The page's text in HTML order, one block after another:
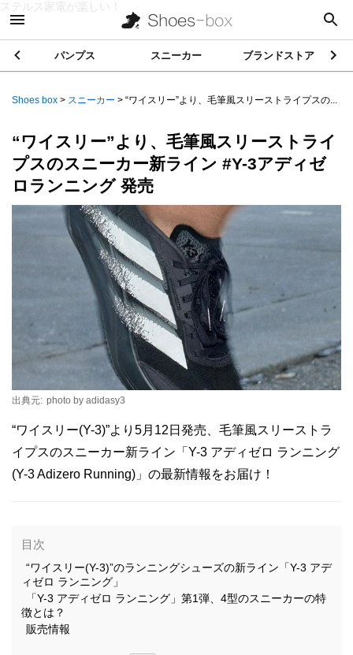
ステルス家電が楽しい！
パンプス スニーカー ブランドストア
Shoes box > スニーカー > “ワイスリー”より、毛筆風スリーストライプスの...
“ワイスリー”より、毛筆風スリーストライ
プスのスニーカー新ライン #Y-3アディゼ
ロランニング 発売
出典元: photo by adidasy3
“ワイスリー(Y-3)”より5月12日発売、毛筆風スリーストラ
イプスのスニーカー新ライン「Y-3 アディゼロ ランニング
(Y-3 Adizero Running)」の最新情報をお届け！
目次
“ワイスリー(Y-3)”のランニングシューズの新ライン「Y-3 アデ
ィゼロ ランニング」
「Y-3 アディゼロ ランニング」第1弾、4型のスニーカーの特
徴とは？
販売情報